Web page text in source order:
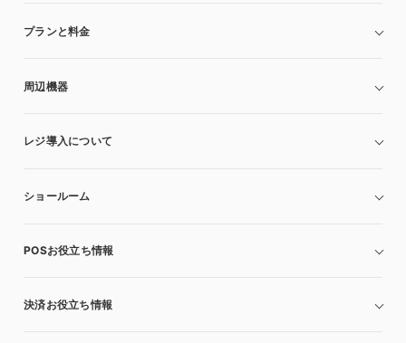
プランと料金
周辺機器
レジ導入について
ショールーム
POSお役立ち情報
決済お役立ち情報